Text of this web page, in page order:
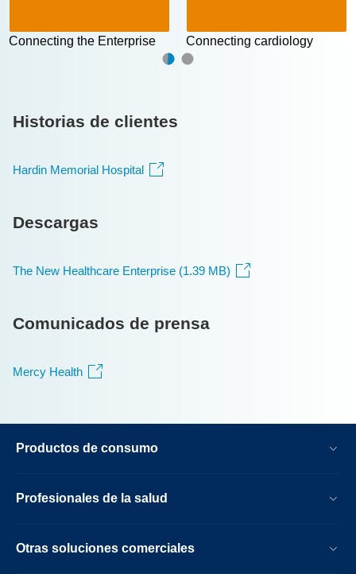
Connecting the Enterprise Connecting cardiology
Historias de clientes
Hardin Memorial Hospital
Descargas
The New Healthcare Enterprise (1.39 MB)
Comunicados de prensa
Mercy Health
Productos de consumo
Profesionales de la salud
Otras soluciones comerciales